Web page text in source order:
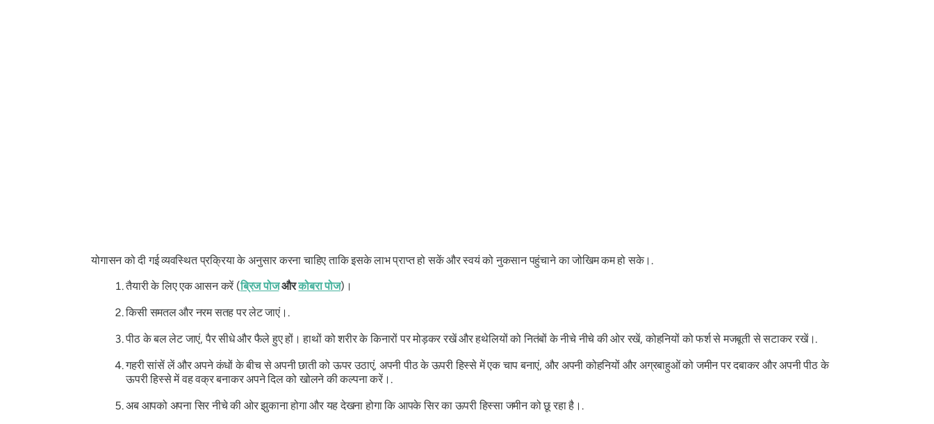
योगासन को दी गई व्यवस्थित प्रक्रिया के अनुसार करना चाहिए ताकि इसके लाभ प्राप्त हो सकें और स्वयं को नुकसान पहुंचाने का जोखिम कम हो सके।.
तैयारी के लिए एक आसन करें (ब्रिज पोजऔरकोबरा पोज)।
किसी समतल और नरम सतह पर लेट जाएं।.
पीठ के बल लेट जाएं, पैर सीधे और फैले हुए हों। हाथों को शरीर के किनारों पर मोड़कर रखें और हथेलियों को नितंबों के नीचे नीचे की ओर रखें, कोहनियों को फर्श से मजबूती से सटाकर रखें।.
गहरी सांसें लें और अपने कंधों के बीच से अपनी छाती को ऊपर उठाएं, अपनी पीठ के ऊपरी हिस्से में एक चाप बनाएं, और अपनी कोहनियों और अग्रबाहुओं को जमीन पर दबाकर और अपनी पीठ के
ऊपरी हिस्से में वह वक्र बनाकर अपने दिल को खोलने की कल्पना करें।.
अब आपको अपना सिर नीचे की ओर झुकाना होगा और यह देखना होगा कि आपके सिर का ऊपरी हिस्सा जमीन को छू रहा है।.